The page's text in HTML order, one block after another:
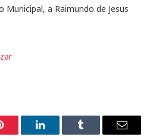
a Raimundo de Jesus
LinkedInTumblr
E-